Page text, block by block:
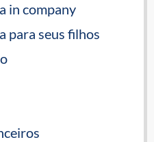
in company
para seus filhos